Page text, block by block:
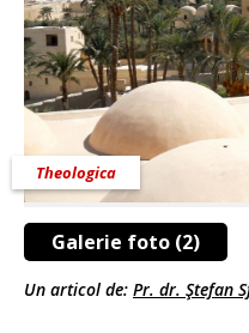
Galerie foto (2)
Theologica
Un articol de: Pr. dr. Ştefan